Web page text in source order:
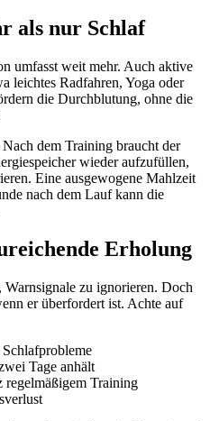
als nur Schlaf
umfasst weit mehr. Auch aktive
leichtes Radfahren, Yoga oder
die Durchblutung, ohne die
dem Training braucht der
wieder aufzufüllen,
Eine ausgewogene Mahlzeit
nach dem Lauf kann die
Erholung
zu ignorieren. Doch
er überfordert ist. Achte auf
Tage anhält
regelmäßigem Training